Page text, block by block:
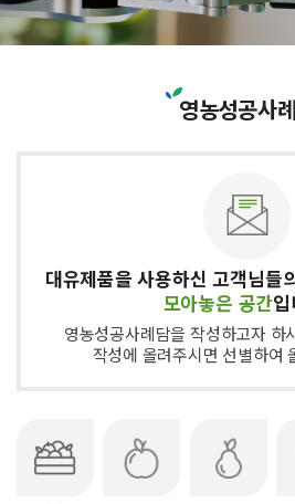
영농성공사
대유제품을 사용하신 고객님들
모아놓은 공간
영농성공사례담을 작성하고자 하
작성에 올려주시면 선별하여